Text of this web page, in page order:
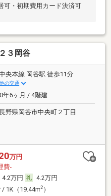
可・初期費用カード決済可
３岡谷
央本線 岡谷駅 徒歩11分
の交通
年6ヶ月 / 4階建
野県岡谷市中央町２丁目
万円
費-
4.2万円
4.2万円
/ 1K（19.44m2）